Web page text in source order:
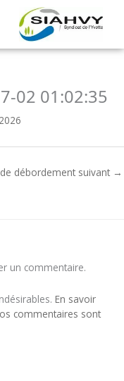
02 01:02:35
débordement suivant →
un commentaire.
En savoir
commentaires sont